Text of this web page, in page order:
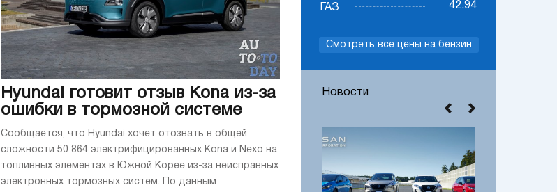
Hyundai готовит отзыв Kona из-за
ошибки в тормозной системе
Сообщается, что Hyundai хочет отозвать в общей
сложности 50 864 электрифицированных Kona и Nexo на
топливных элементах в Южной Корее из-за неисправных
электронных тормозных систем. По данным
ГАЗ 42.94
Смотреть все цены на бензин
Новости